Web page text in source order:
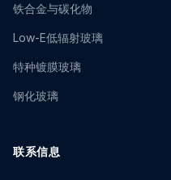
铁合金与碳化物
Low-E低辐射玻璃
特种镀膜玻璃
钢化玻璃
联系信息